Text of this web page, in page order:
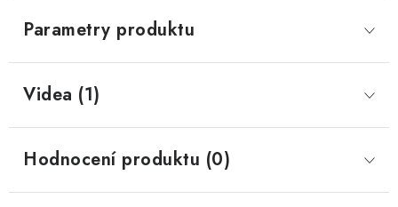
Parametry produktu
Videa (1)
Hodnocení produktu (0)